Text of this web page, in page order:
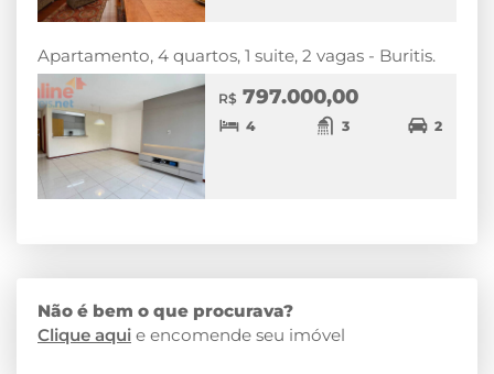
Apartamento, 4 quartos, 1 suite, 2 vagas - Buritis.
R$ 797.000,00
4 3 2
Não é bem o que procurava?
Clique aqui e encomende seu imóvel